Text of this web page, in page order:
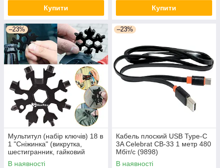
Купити Купити
–23%
Мультитул (набір ключів) 18 в
1 "Сніжинка" (викрутка,
шестигранник, гайковий
ключ) Black (5626)
В наявності
–23%
Кабель плоский USB Type-C
3A Celebrat CB-33 1 метр 480
Мбіт/с (9898)
В наявності